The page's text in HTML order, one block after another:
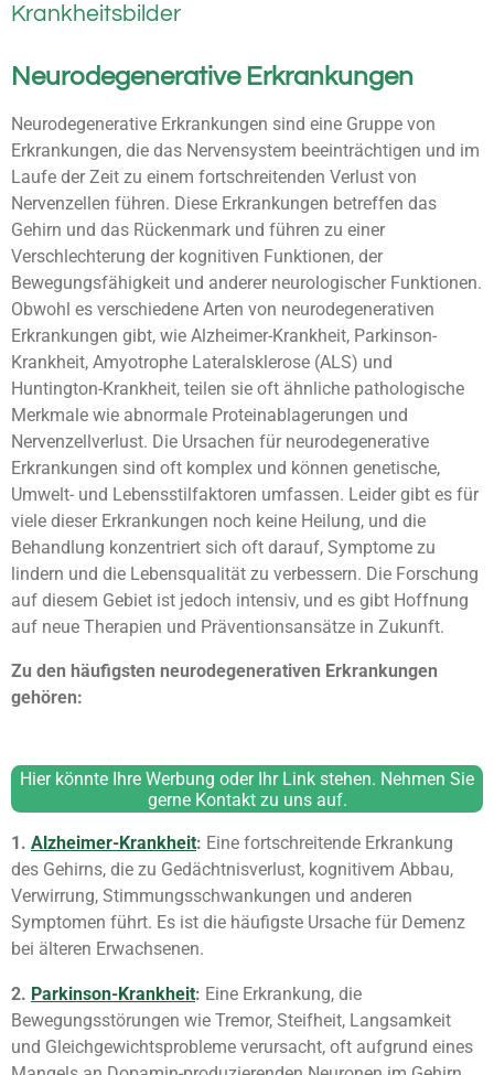
Krankheitsbilder
Neurodegenerative Erkrankungen
Neurodegenerative Erkrankungen sind eine Gruppe von
Erkrankungen, die das Nervensystem beeinträchtigen und im
Laufe der Zeit zu einem fortschreitenden Verlust von
Nervenzellen führen. Diese Erkrankungen betreffen das
Gehirn und das Rückenmark und führen zu einer
Verschlechterung der kognitiven Funktionen, der
Bewegungsfähigkeit und anderer neurologischer Funktionen.
Obwohl es verschiedene Arten von neurodegenerativen
Erkrankungen gibt, wie Alzheimer-Krankheit, Parkinson-
Krankheit, Amyotrophe Lateralsklerose (ALS) und
Huntington-Krankheit, teilen sie oft ähnliche pathologische
Merkmale wie abnormale Proteinablagerungen und
Nervenzellverlust. Die Ursachen für neurodegenerative
Erkrankungen sind oft komplex und können genetische,
Umwelt- und Lebensstilfaktoren umfassen. Leider gibt es für
viele dieser Erkrankungen noch keine Heilung, und die
Behandlung konzentriert sich oft darauf, Symptome zu
lindern und die Lebensqualität zu verbessern. Die Forschung
auf diesem Gebiet ist jedoch intensiv, und es gibt Hoffnung
auf neue Therapien und Präventionsansätze in Zukunft.
Zu den häufigsten neurodegenerativen Erkrankungen
gehören:
Hier könnte Ihre Werbung oder Ihr Link stehen. Nehmen Sie
gerne Kontakt zu uns auf.
1. Alzheimer-Krankheit: Eine fortschreitende Erkrankung
des Gehirns, die zu Gedächtnisverlust, kognitivem Abbau,
Verwirrung, Stimmungsschwankungen und anderen
Symptomen führt. Es ist die häufigste Ursache für Demenz
bei älteren Erwachsenen.
2. Parkinson-Krankheit: Eine Erkrankung, die
Bewegungsstörungen wie Tremor, Steifheit, Langsamkeit
und Gleichgewichtsprobleme verursacht, oft aufgrund eines